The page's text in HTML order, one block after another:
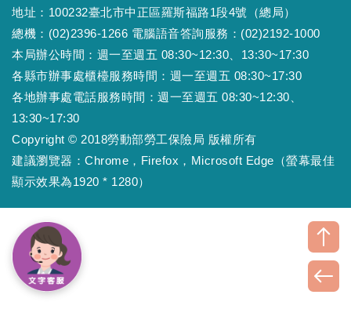
地址：100232臺北市中正區羅斯福路1段4號（總局）
總機：(02)2396-1266 電腦語音答詢服務：(02)2192-1000
本局辦公時間：週一至週五 08:30~12:30、13:30~17:30
各縣市辦事處櫃檯服務時間：週一至週五 08:30~17:30
各地辦事處電話服務時間：週一至週五 08:30~12:30、
13:30~17:30
Copyright © 2018勞動部勞工保險局 版權所有
建議瀏覽器：Chrome，Firefox，Microsoft Edge（螢幕最佳
顯示效果為1920 * 1280）